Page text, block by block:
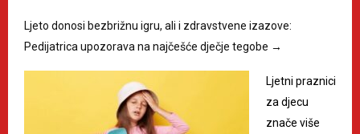
Ljeto donosi bezbrižnu igru, ali i zdravstvene izazove:
Pedijatrica upozorava na najčešće dječje tegobe →
Ljetni praznici
za djecu
znače više